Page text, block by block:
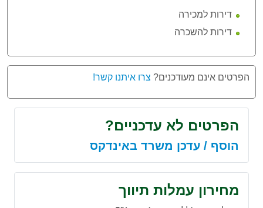
דירות למכירה
דירות להשכרה
הפרטים אינם מעודכנים? צרו איתנו קשר!
הפרטים לא עדכניים?
הוסף / עדכן משרד באינדקס
מחירון עמלות תיווך